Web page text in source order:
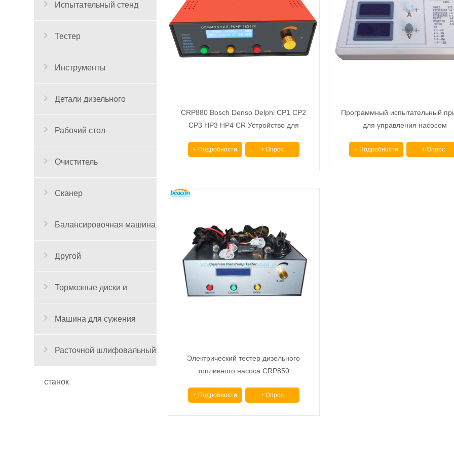
Испытательный стенд
Тестер
Инструменты
Детали дизельного
двигателя
Рабочий стол
Очиститель
Сканер
Балансировочная машина
Другой
Тормозные диски и
барабанные станки
Машина для сужения
труб.Расточной шлифовальный
станок
CRP880 Bosch Denso Delphi CP1 CP2
CP3 HP3 HP4 CR Устройство для
+ Подробности + Опрос
Программный испытательный
для управления насосом
+ Подробности + Опрос
Электрический тестер дизельного
топливного насоса CRP850
+ Подробности + Опрос